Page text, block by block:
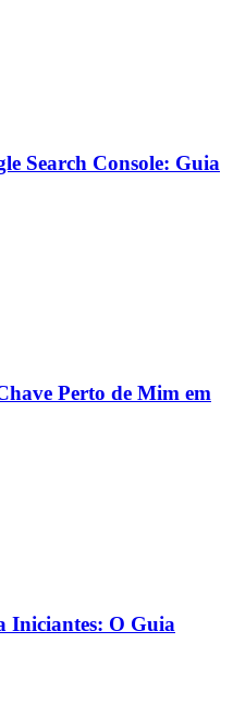
Search Console: Guia
Perto de Mim em
Iniciantes: O Guia